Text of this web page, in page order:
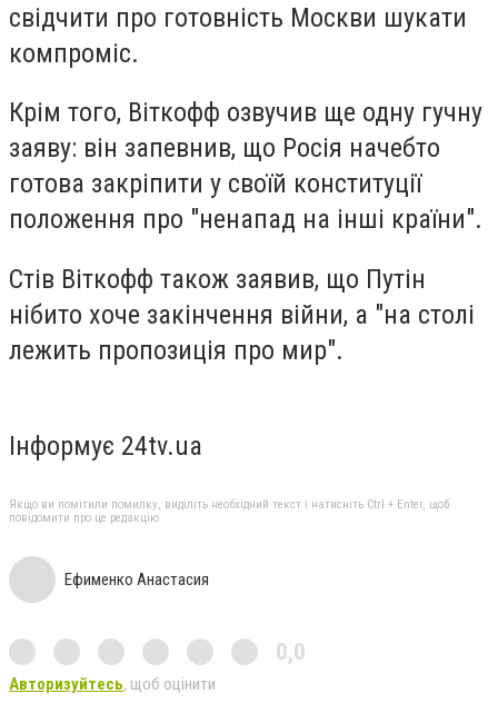
свідчити про готовність Москви шукати
компроміс.
Крім того, Віткофф озвучив ще одну гучну
заяву: він запевнив, що Росія начебто
готова закріпити у своїй конституції
положення про "ненапад на інші країни".
Стів Віткофф також заявив, що Путін
нібито хоче закінчення війни, а "на столі
лежить пропозиція про мир".
Інформує 24tv.ua
Якщо ви помітили помилку, виділіть необхідний текст і натисніть Ctrl + Enter, щоб
повідомити про це редакцію
Ефименко Анастасия
0,0
Авторизуйтесь, щоб оцінити